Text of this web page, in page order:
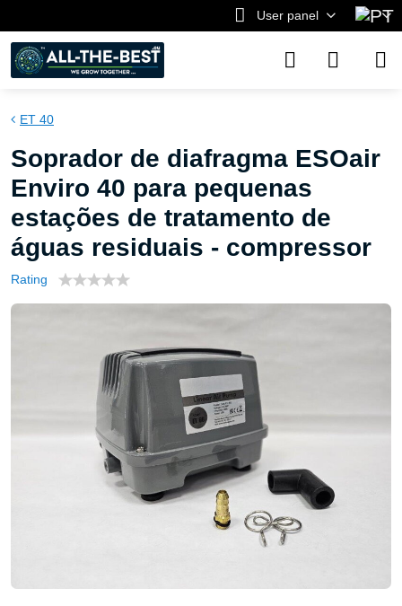
User panel
ET 40
Soprador de diafragma ESOair
Enviro 40 para pequenas
estações de tratamento de
águas residuais - compressor
Rating